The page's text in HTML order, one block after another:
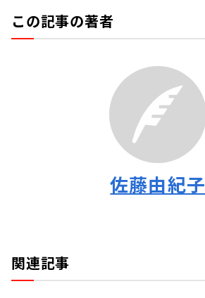
この記事の著者
佐藤由紀子
関連記事